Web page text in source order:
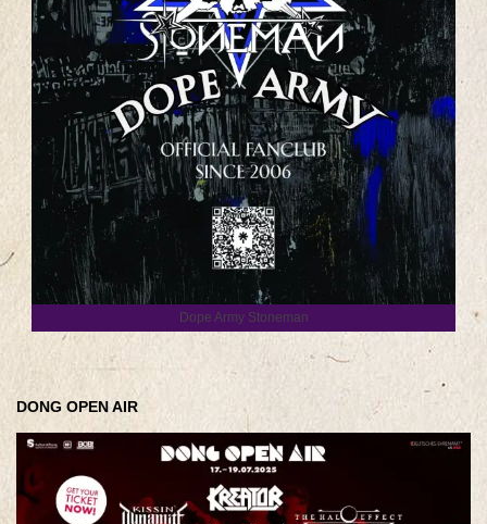
Dope Army Stoneman
DONG OPEN AIR